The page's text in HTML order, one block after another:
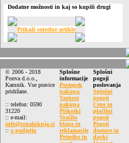
Dodatne možnosti in kaj so kupili drugi
Prikaži sorodne artikle
© 2006 - 2018
Ponva d.o.o.,
Kamnik. Vse pravice
pridržane.
:: telefon: 0590
31220
:: e-mail:
info@crnaluknja.si
:: o podjetju
Splošne
informacije
Postopek
nakupa
Varnost
nakupa
Piškotki
Vračilo
blaga in
reklamacije
Pritožbe in
Splošni
pogoji
poslovanja
Splošni
pogoji
Cene in
plačilni
pogoji
Pogoji
dostave in
davki